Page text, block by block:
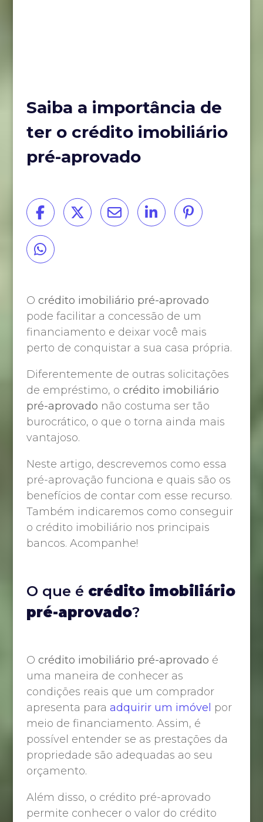
Saiba a importância de
ter o crédito imobiliário
pré-aprovado
O crédito imobiliário pré-aprovado
pode facilitar a concessão de um
financiamento e deixar você mais
perto de conquistar a sua casa própria.
Diferentemente de outras solicitações
de empréstimo, o crédito imobiliário
pré-aprovado não costuma ser tão
burocrático, o que o torna ainda mais
vantajoso.
Neste artigo, descrevemos como essa
pré-aprovação funciona e quais são os
benefícios de contar com esse recurso.
Também indicaremos como conseguir
o crédito imobiliário nos principais
bancos. Acompanhe!
O que é crédito imobiliário
pré-aprovado?
O crédito imobiliário pré-aprovado é
uma maneira de conhecer as
condições reais que um comprador
apresenta para adquirir um imóvel por
meio de financiamento. Assim, é
possível entender se as prestações da
propriedade são adequadas ao seu
orçamento.
Além disso, o crédito pré-aprovado
permite conhecer o valor do crédito